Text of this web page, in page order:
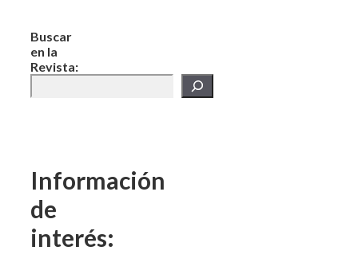
Buscar
en la
Revista:
Información
de
interés: